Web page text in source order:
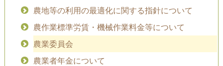
農地等の利用の最適化に関する指針について
農作業標準労賃・機械作業料金等について
農業委員会
農業者年金について